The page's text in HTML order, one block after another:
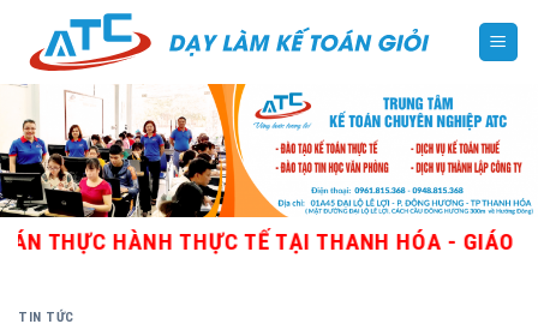
content
HÀNH THỰC TẾ TẠI THANH HÓA - GIÁO VIÊN
TIN TỨC